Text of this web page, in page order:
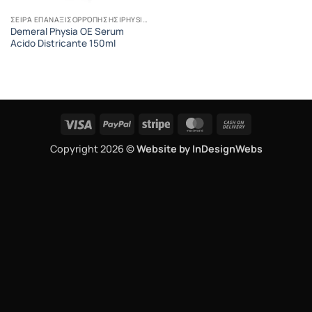
ΣΕΙΡΆ ΕΠΑΝΑΞΙΣΟΡΡΌΠΗΣΗΣ|PHYSIA OE
Demeral Physia OE Serum
Acido Districante 150ml
Visa PayPal Stripe MasterCard
Delivery
Copyright 2026 ©Website by InDesignWebs